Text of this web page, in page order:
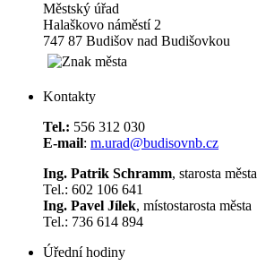
Městský úřad
Halaškovo náměstí 2
747 87 Budišov nad Budišovkou
Kontakty
Tel.: 556 312 030
E-mail: m.urad@budisovnb.cz
Ing. Patrik Schramm, starosta města
Tel.: 602 106 641
Ing. Pavel Jílek, místostarosta města
Tel.: 736 614 894
Úřední hodiny